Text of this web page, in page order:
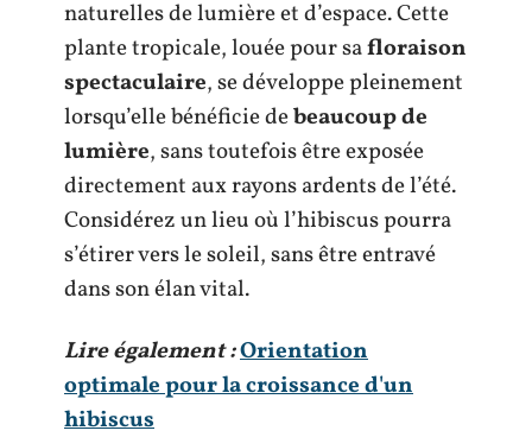
naturelles de lumière et d’espace. Cette
plante tropicale, louée pour safloraison
spectaculaire, se développe pleinement
lorsqu’elle bénéficie debeaucoup de
lumière, sans toutefois être exposée
directement aux rayons ardents de l’été.
Considérez un lieu où l’hibiscus pourra
s’étirer vers le soleil, sans être entravé
dans son élan vital.
Lire également :Orientation
optimale pour la croissance d'un
hibiscus